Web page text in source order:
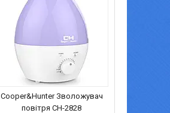
Cooper&Hunter Зволожувач
повітря СH-2828